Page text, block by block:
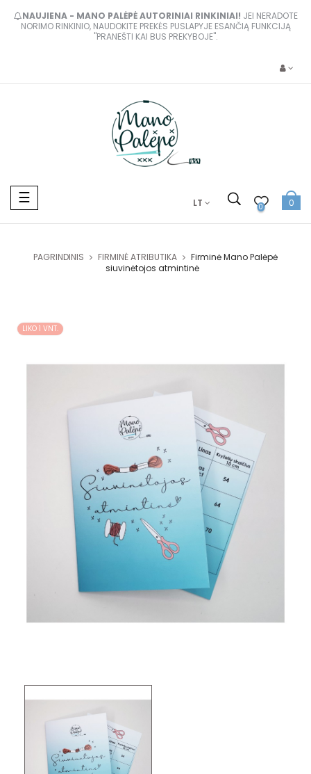
NAUJIENA - MANO PALĖPĖ AUTORINIAI RINKINIAI! JEI NERADOTE
NORIMO RINKINIO, NAUDOKITE PREKĖS PUSLAPYJE ESANČIĄ FUNKCIJĄ
"PRANEŠTI KAI BUS PREKYBOJE".
Toggle
navigation
☰ LT 0 0
PAGRINDINIS FIRMINĖ ATRIBUTIKA
Firminė Mano Palėpė
siuvinėtojos atmintinė
LIKO 1 VNT.